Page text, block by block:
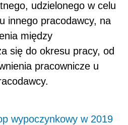
udzielonego w celu
innego pracodawcy, na
między
się do okresu pracy, od
pracownicze u
wypoczynkowy w 2019